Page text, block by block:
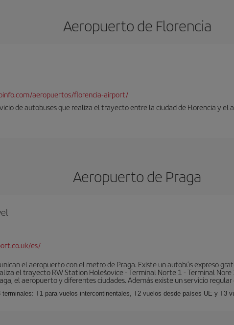
Aeropuerto de Florencia
aeropuertos/florencia-airport/
de autobuses que realiza el trayecto entre la ciudad de Florencia y el
Aeropuerto de Praga
es/
el aeropuerto con el metro de Praga. Existe un autobús expreso
el trayecto RW Station Holešovice - Terminal Norte 1 - Terminal
el aeropuerto y diferentes ciudades. Además existe un servicio
terminales: T1 para vuelos intercontinentales, T2 vuelos desde países UE y T3